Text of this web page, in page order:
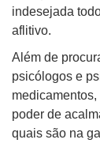
indesejada
aflitivo.
Além de
psicólogos e
poder de
quais são na